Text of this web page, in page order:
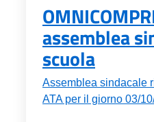
assemblea
scuola
Assemblea sindacale
ATA per il giorno 03/